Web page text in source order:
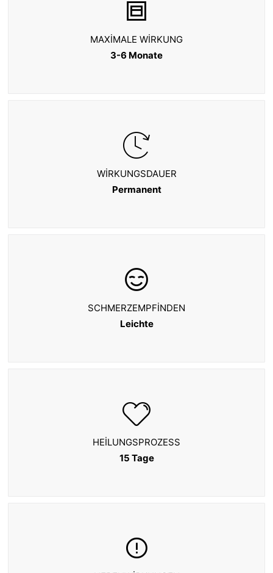
MAXIMALE WIRKUNG
3-6 Monate
WIRKUNGSDAUER
Permanent
SCHMERZEMPFINDEN
Leichte
HEILUNGSPROZESS
15 Tage